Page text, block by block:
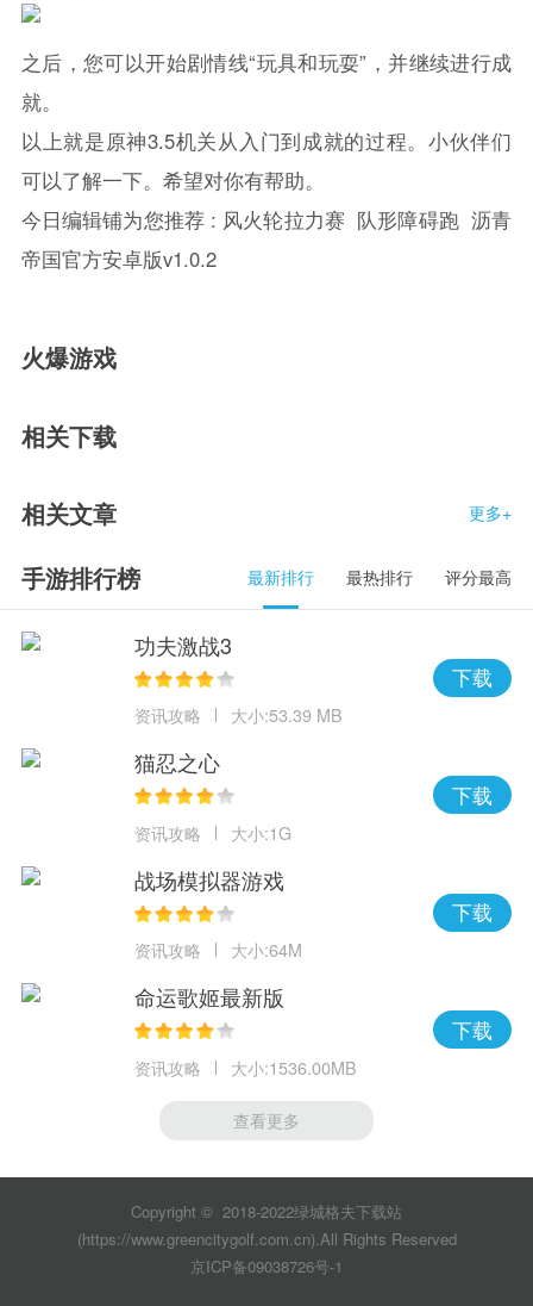
之后，您可以开始剧情线“玩具和玩耍”，并继续进行成
就。
以上就是原神3.5机关从入门到成就的过程。小伙伴们
可以了解一下。希望对你有帮助。
今日编辑铺为您推荐 : 风火轮拉力赛 队形障碍跑 沥青
帝国官方安卓版v1.0.2
火爆游戏
相关下载
相关文章 更多+
手游排行榜 最新排行 最热排行 评分最高
功夫激战3
资讯攻略 大小:53.39 MB
下载
猫忍之心
资讯攻略 大小:1G
下载
战场模拟器游戏
资讯攻略 大小:64M
下载
命运歌姬最新版
资讯攻略 大小:1536.00MB
下载
查看更多
Copyright © 2018-2022绿城格夫下载站
(https://www.greencitygolf.com.cn).All Rights Reserved
京ICP备09038726号-1